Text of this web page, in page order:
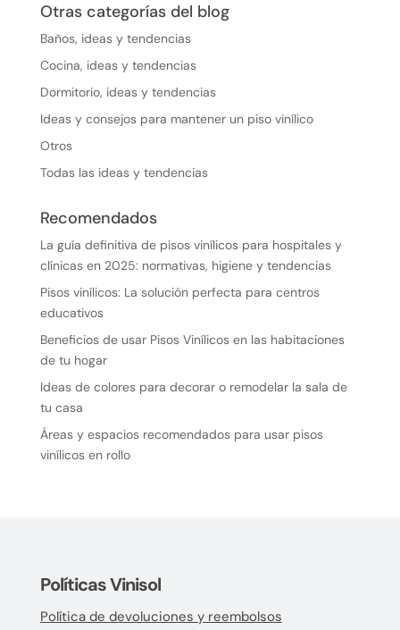
Otras categorías del blog
Baños, ideas y tendencias
Cocina, ideas y tendencias
Dormitorio, ideas y tendencias
Ideas y consejos para mantener un piso vinílico
Otros
Todas las ideas y tendencias
Recomendados
La guía definitiva de pisos vinílicos para hospitales y
clínicas en 2025: normativas, higiene y tendencias
Pisos vinílicos: La solución perfecta para centros
educativos
Beneficios de usar Pisos Vinílicos en las habitaciones
de tu hogar
Ideas de colores para decorar o remodelar la sala de
tu casa
Áreas y espacios recomendados para usar pisos
vinílicos en rollo
Políticas Vinisol
Política de devoluciones y reembolsos